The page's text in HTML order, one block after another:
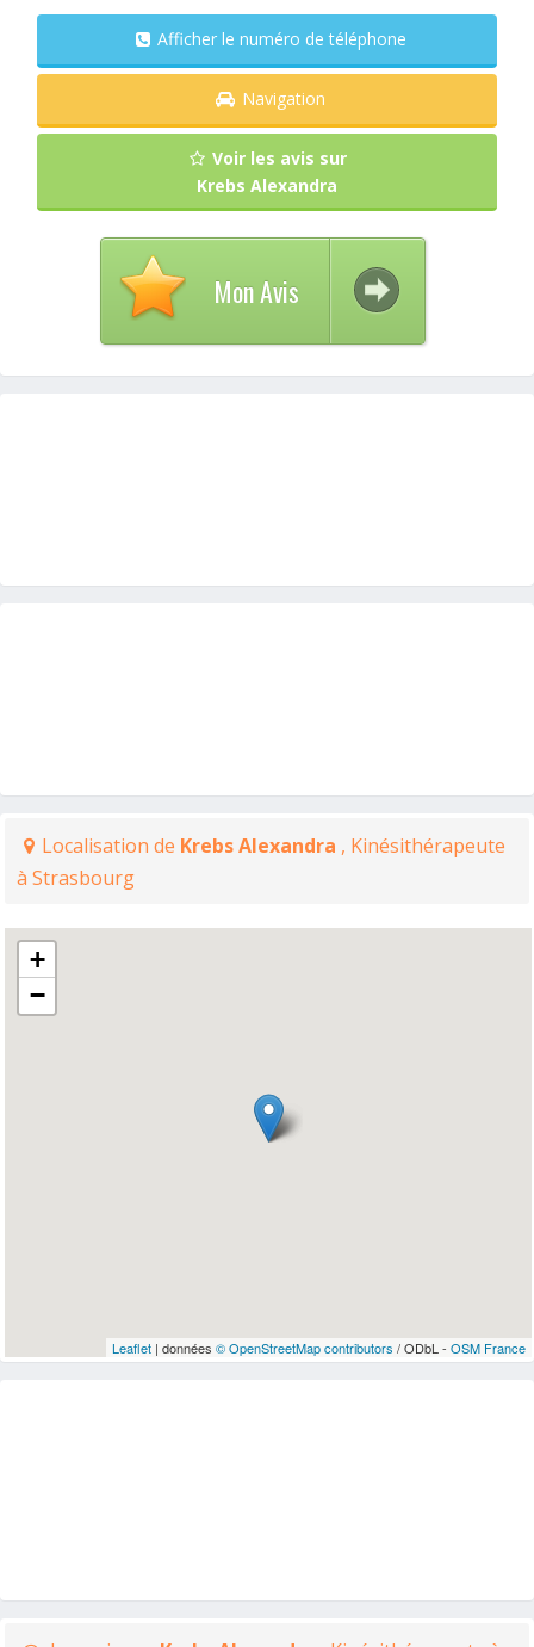
Afficher le numéro de téléphone
Navigation
Voir les avis sur
Krebs Alexandra
Mon Avis
Localisation de Krebs Alexandra , Kinésithérapeute
à Strasbourg
+
−
Leaflet| données © OpenStreetMap contributors / ODbL - OSM France